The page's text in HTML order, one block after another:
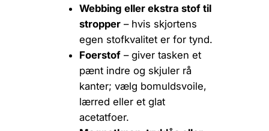
Webbing eller ekstra stof til
stropper– hvis skjortens
egen stofkvalitet er for tynd.
Foerstof– giver tasken et
pænt indre og skjuler rå
kanter; vælg bomuldsvoile,
lærred eller et glat
acetatfoer.